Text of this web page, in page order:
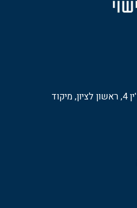
| רח' הנצי"ב מוולוז'ין 4, ראשון לציון, מיקוד